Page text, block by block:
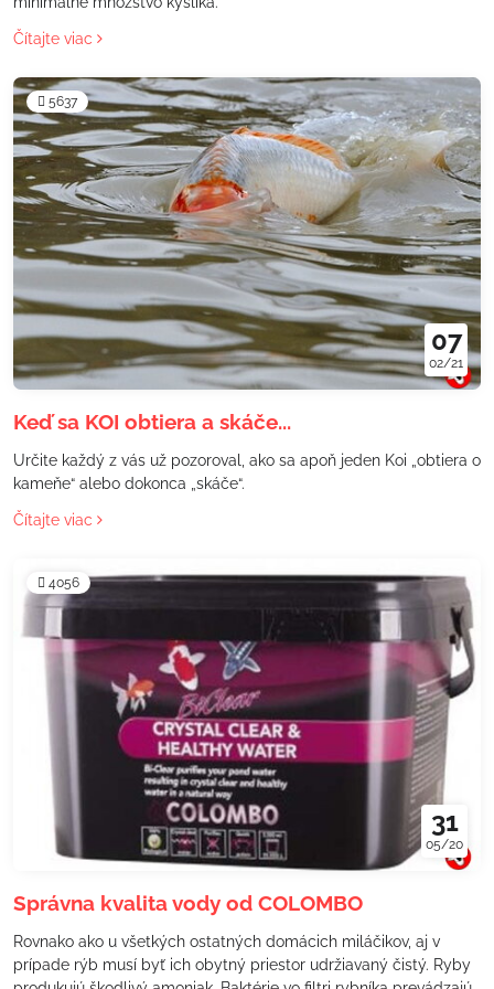
Čítajte viac
5637
07
02/21
Keď sa KOI obtiera a skáče...
Určite každý z vás už pozoroval, ako sa apoň jeden Koi „obtiera o
kameňe“ alebo dokonca „skáče“.
Čítajte viac
4056
31
05/20
Správna kvalita vody od COLOMBO
Rovnako ako u všetkých ostatných domácich miláčikov, aj v
prípade rýb musí byť ich obytný priestor udržiavaný čistý. Ryby